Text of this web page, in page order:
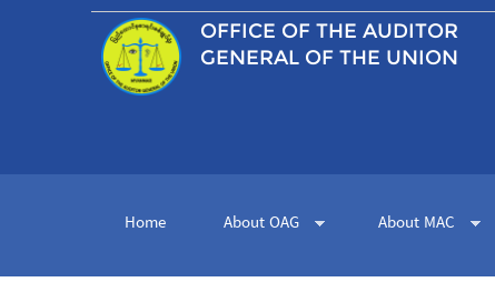
OFFICE OF THE AUDITOR
GENERAL OF THE UNION
Home About OAG About MAC